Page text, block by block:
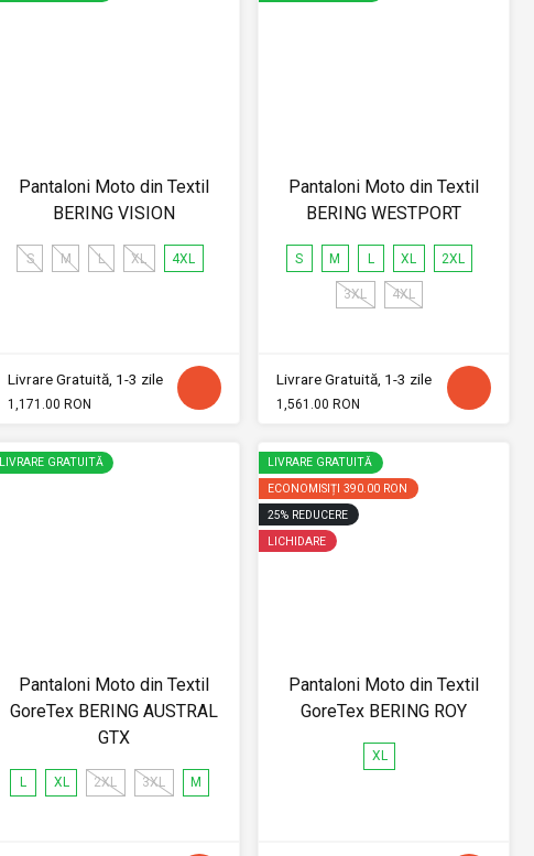
Pantaloni Moto din Textil
BERING VISION
S M L XL 4XL
Livrare Gratuită, 1-3 zile
1,171.00 RON
Pantaloni Moto din Textil
BERING WESTPORT
S M L XL 2XL
3XL 4XL
Livrare Gratuită, 1-3 zile
1,561.00 RON
LIVRARE GRATUITĂ
Pantaloni Moto din Textil
GoreTex BERING AUSTRAL
GTX
L XL 2XL 3XL M
LIVRARE GRATUITĂ
ECONOMISIȚI 390.00 RON
25% REDUCERE
LICHIDARE
Pantaloni Moto din Textil
GoreTex BERING ROY
XL